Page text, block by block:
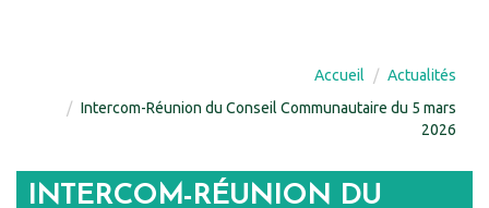
Accueil
Actualités
Intercom-Réunion du Conseil Communautaire du 5 mars
2026
INTERCOM-RÉUNION DU